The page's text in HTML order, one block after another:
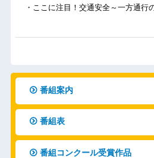
・ここに注目！交通安全～一方通行
番組案内
番組表
番組コンクール受賞作品